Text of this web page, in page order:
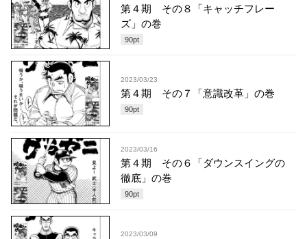
第４期 その８「キャッチフレー
ズ」の巻
90pt
2023/03/23
第４期 その７「意識改革」の巻
90pt
2023/03/16
第４期 その６「ダウンスイングの
徹底」の巻
90pt
2023/03/09